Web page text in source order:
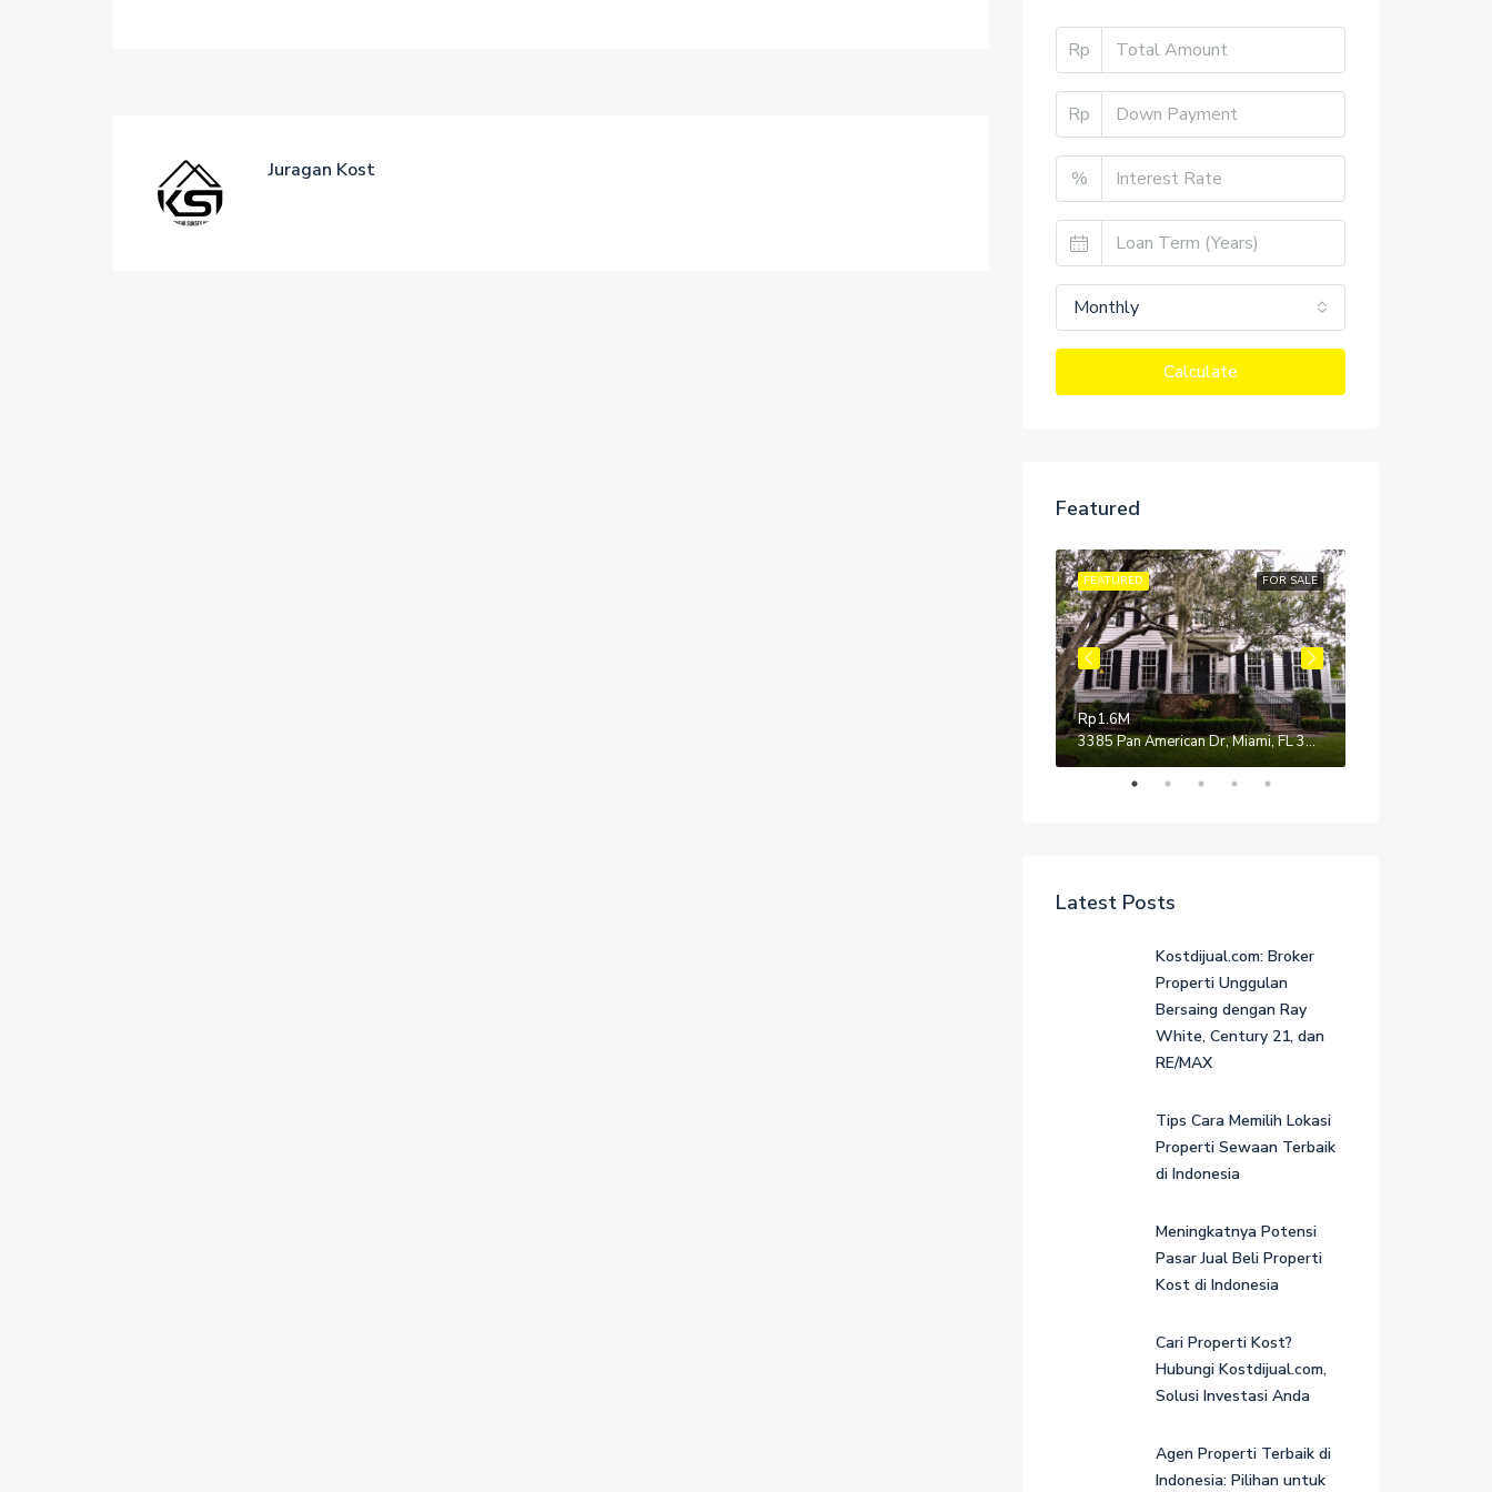
Juragan Kost
Rp
Rp
%
Monthly
Calculate
Featured
FOR SALE
FEATURED
Rp1.6M
3385 Pan American Dr, Miami, FL 33133, USA
Latest Posts
Kostdijual.com: Broker
Properti Unggulan
Bersaing dengan Ray
White, Century 21, dan
RE/MAX
Tips Cara Memilih Lokasi
Properti Sewaan Terbaik
di Indonesia
Meningkatnya Potensi
Pasar Jual Beli Properti
Kost di Indonesia
Cari Properti Kost?
Hubungi Kostdijual.com,
Solusi Investasi Anda
Agen Properti Terbaik di
Indonesia: Pilihan untuk